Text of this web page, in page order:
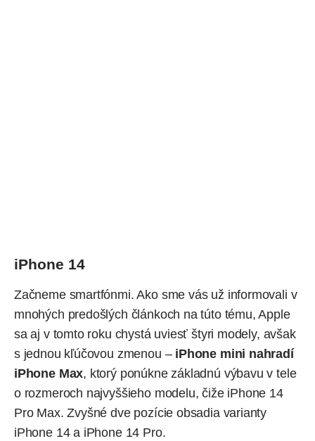
iPhone 14
Začneme smartfónmi. Ako sme vás už informovali v
mnohých predošlých článkoch na túto tému, Apple
sa aj v tomto roku chystá uviesť štyri modely, avšak
s jednou kľúčovou zmenou – iPhone mini nahradí
iPhone Max, ktorý ponúkne základnú výbavu v tele
o rozmeroch najvyššieho modelu, čiže iPhone 14
Pro Max. Zvyšné dve pozície obsadia varianty
iPhone 14 a iPhone 14 Pro.